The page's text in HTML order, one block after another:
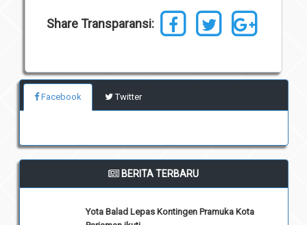
Infografis
Download
Share Transparansi:
Facebook Twitter
BERITA TERBARU
Yota Balad Lepas Kontingen Pramuka Kota